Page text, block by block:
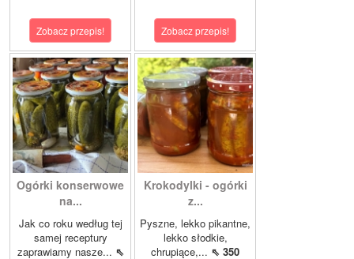
Zobacz przepis! Zobacz przepis!
Ogórki konserwowe
na...
Jak co roku według tej
samej receptury
zaprawiamy nasze... ⇖
Krokodylki - ogórki
z...
Pyszne, lekko pikantne,
lekko słodkie,
chrupiące,... ⇖ 350